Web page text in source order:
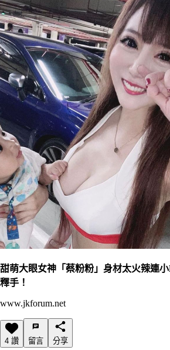
甜萌大眼女神「蔡粉粉」身材太火辣連
釋手！
www.jkforum.net
4 讚 留言 分享